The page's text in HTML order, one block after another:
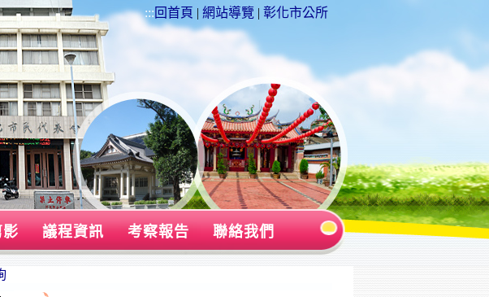
::: 回首頁 | 網站導覽 | 彰化市公所
影 議程資訊 考察報告 聯絡我們